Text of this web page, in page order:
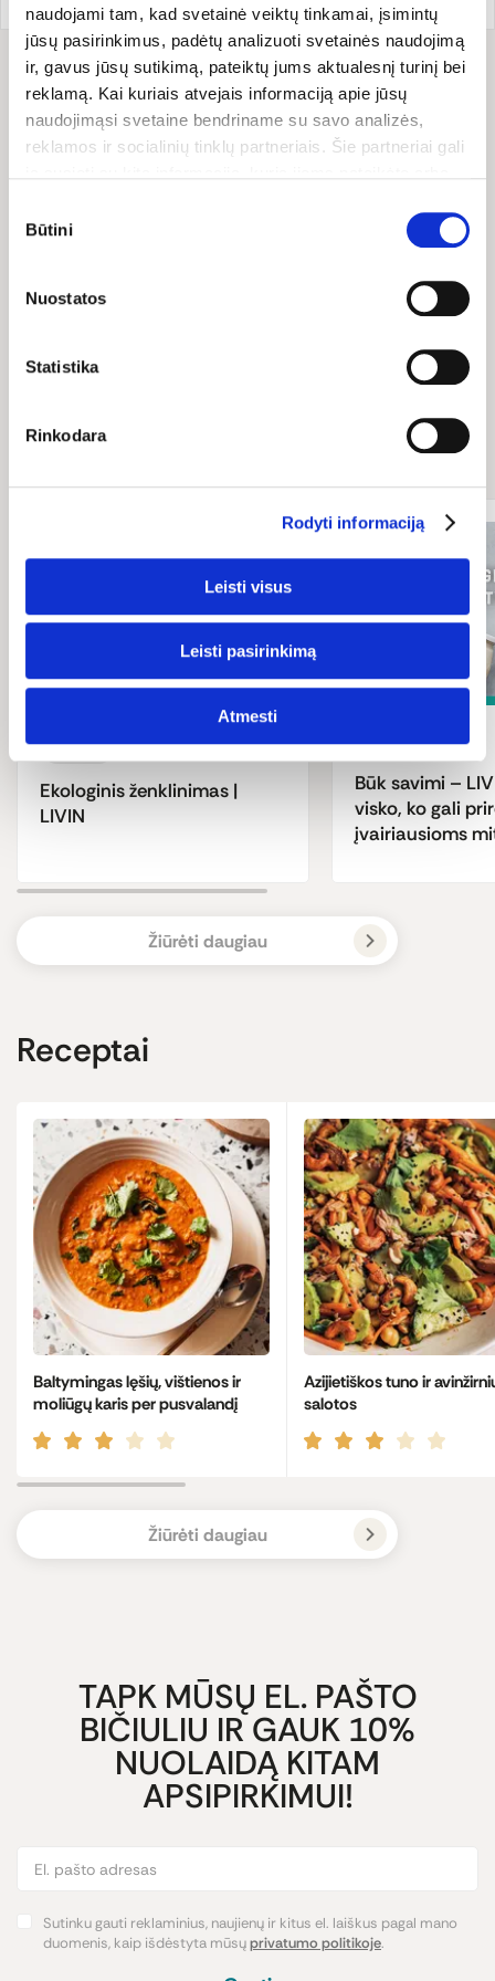
naudojami tam, kad svetainė veiktų tinkamai, įsimintų
jūsų pasirinkimus, padėtų analizuoti svetainės naudojimą
ir, gavus jūsų sutikimą, pateiktų jums aktualesnį turinį bei
reklamą. Kai kuriais atvejais informaciją apie jūsų
naudojimąsi svetaine bendriname su savo analizės,
reklamos ir socialinių tinklų partneriais. Šie partneriai gali
pasirinkti, su kuriomis slapukų kategorijomis sutinkate.
Savo sutikimą galite bet kada pakeisti arba atšaukti
atsisakius tam tikrų slapukų dalis svetainės funkcijų gali
pasirinkimas
Būtini
Nuostatos
Statistika
Rinkodara
Rodyti informaciją
Leisti visus
Leisti pasirinkimą
Atmesti
Sudėtis
Sudedamosios dalys: ekologiški kajeno pipirai.
straipsniai
Ekologija
Ekologinis ženklinimas |
LIVIN
Būk savimi –
visko, ko gali
įvairiausioms
Žiūrėti daugiau
Receptai
Baltymingas lęšių, vištienos ir
moliūgų karis per pusvalandį
Azijietiškos tuno ir
salotos
Žiūrėti daugiau
TAPK MŪSŲ EL. PAŠTO
BIČIULIU IR GAUK 10%
NUOLAIDĄ KITAM
APSIPIRKIMUI!
Sutinku gauti reklaminius, naujienų ir kitus el. laiškus pagal mano
duomenis, kaip išdėstyta mūsųprivatumo politikoje.